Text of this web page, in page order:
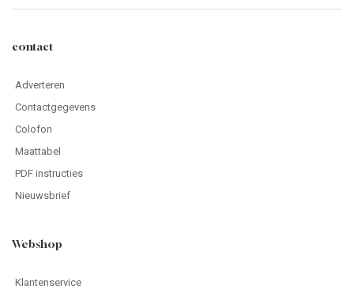
contact
Adverteren
Contactgegevens
Colofon
Maattabel
PDF instructies
Nieuwsbrief
Webshop
Klantenservice